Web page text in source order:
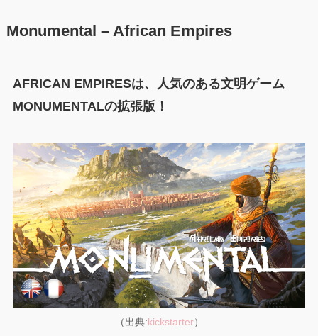
Monumental – African Empires
AFRICAN EMPIRESは、人気のある文明ゲーム
MONUMENTALの拡張版！
（出典:kickstarter）